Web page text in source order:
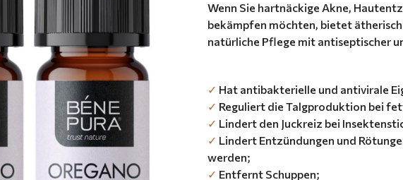
Wenn Sie hartnäckige Akne,
bekämpfen möchten, bietet
natürliche Pflege mit antiseptischer
✓ Hat antibakterielle und antivirale
✓ Reguliert die Talgproduktion bei
✓ Lindert den Juckreiz bei
✓ Lindert Entzündungen und
werden;
✓ Entfernt Schuppen;